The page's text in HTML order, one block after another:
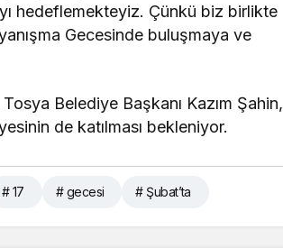
hedeflemekteyiz. Çünkü biz birlikte
Gecesinde buluşmaya ve
Belediye Başkanı Kazım Şahin,
de katılması bekleniyor.
# 17 # gecesi # Şubat’ta